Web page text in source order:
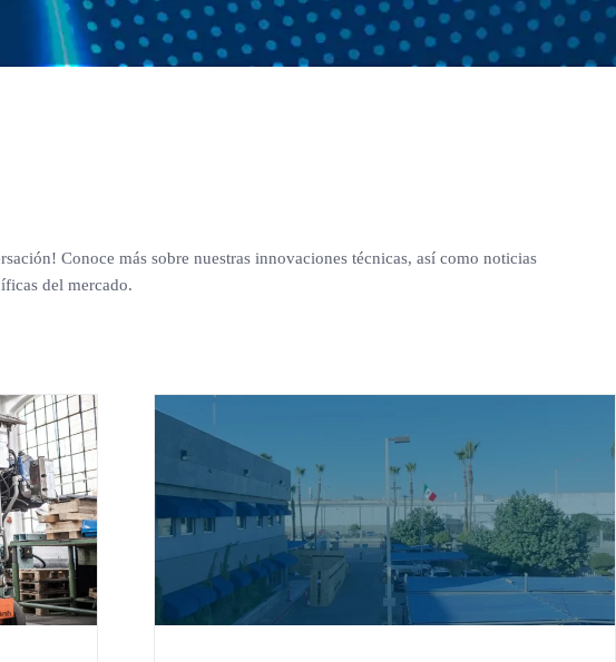
Conoce más sobre nuestras innovaciones técnicas, así como noticias
del mercado.